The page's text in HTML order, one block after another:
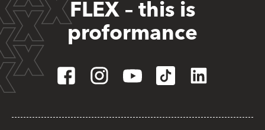
FLEX – this is
proformance